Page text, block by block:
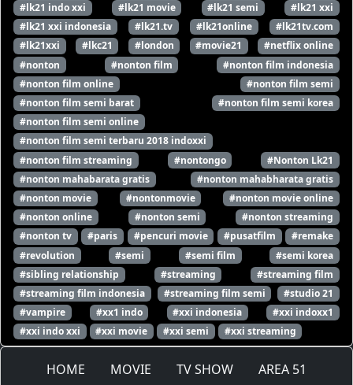
#lk21 indo xxi
#lk21 movie #lk21 semi
#lk21 xxi
#lk21 xxi indonesia
#lk21.tv #lk21online
#lk21tv.com
#lk21xxi
#lkc21 #london #movie21
#netflix online
#nonton
#nonton film
#nonton film indonesia
#nonton film online
#nonton film semi
#nonton film semi barat
#nonton film semi korea
#nonton film semi online
#nonton film semi terbaru 2018 indoxxi
#nonton film streaming
#nontongo
#Nonton Lk21
#nonton mahabarata gratis
#nonton mahabharata gratis
#nonton movie
#nontonmovie
#nonton movie online
#nonton online
#nonton semi
#nonton streaming
#nonton tv
#paris #pencuri movie #pusatfilm
#remake
#revolution
#semi #semi film
#semi korea
#sibling relationship
#streaming
#streaming film
#streaming film indonesia
#streaming film semi
#studio 21
#vampire
#xx1 indo #xxi indonesia
#xxi indoxx1
#xxi indo xxi
#xxi movie #xxi semi #xxi streaming
HOME MOVIE TV SHOW
AREA 51